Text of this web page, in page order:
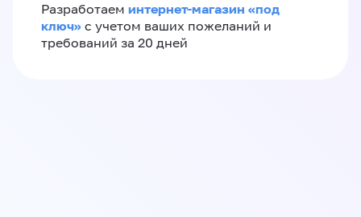
Разработаем интернет-магазин «‎под
ключ»‎ с учетом ваших пожеланий и
требований за 20 дней